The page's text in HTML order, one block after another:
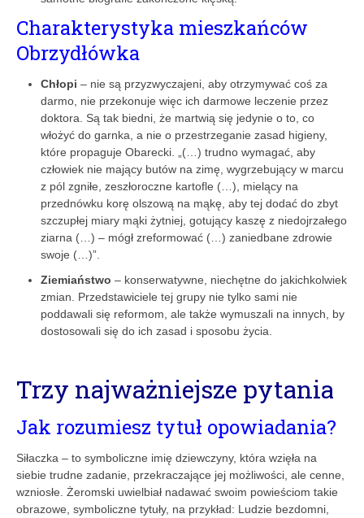
Charakterystyka mieszkańców
Obrzydłówka
Chłopi – nie są przyzwyczajeni, aby otrzymywać coś za
darmo, nie przekonuje więc ich darmowe leczenie przez
doktora. Są tak biedni, że martwią się jedynie o to, co
włożyć do garnka, a nie o przestrzeganie zasad higieny,
które propaguje Obarecki. „(…) trudno wymagać, aby
człowiek nie mający butów na zimę, wygrzebujący w marcu
z pól zgniłe, zeszłoroczne kartofle (…), mielący na
przednówku korę olszową na mąkę, aby tej dodać do zbyt
szczupłej miary mąki żytniej, gotujący kaszę z niedojrzałego
ziarna (…) – mógł zreformować (…) zaniedbane zdrowie
swoje (…)”.
Ziemiaństwo – konserwatywne, niechętne do jakichkolwiek
zmian. Przedstawiciele tej grupy nie tylko sami nie
poddawali się reformom, ale także wymuszali na innych, by
dostosowali się do ich zasad i sposobu życia.
Trzy najważniejsze pytania
Jak rozumiesz tytuł opowiadania?
Siłaczka – to symboliczne imię dziewczyny, która wzięła na
siebie trudne zadanie, przekraczające jej możliwości, ale cenne,
wzniosłe. Żeromski uwielbiał nadawać swoim powieściom takie
obrazowe, symboliczne tytuły, na przykład: Ludzie bezdomni,